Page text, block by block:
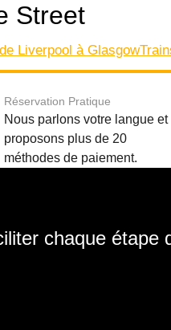
Street
Liverpool à Glasgow
Réservation Pratique
Nous parlons votre langue et
proposons plus de 20
méthodes de paiement.
chaque étape